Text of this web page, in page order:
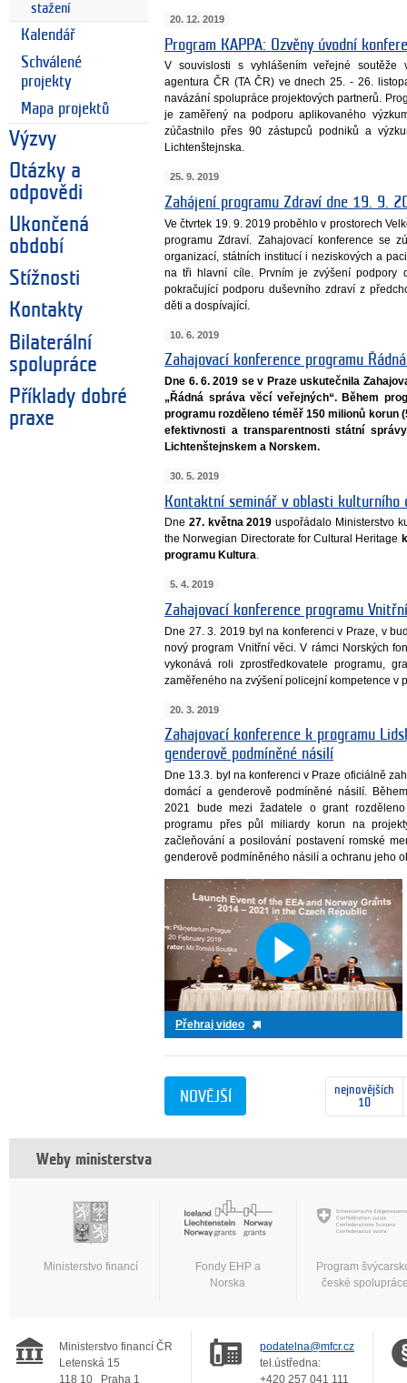
stažení
Kalendář
Schválené
projekty
Mapa projektů
Výzvy
Otázky a
odpovědi
Ukončená
období
Stížnosti
Kontakty
Bilaterální
spolupráce
Příklady dobré
praxe
20. 12. 2019
Program KAPPA: Ozvěny úvodní
V souvislosti s vyhlášením veřejné soutěže
agentura ČR (TA ČR) ve dnech 25. - 26.
navázání spolupráce projektových partnerů.
je zaměřený na podporu aplikovaného
zúčastnilo přes 90 zástupců podniků a
Lichtenštejnska.
25. 9. 2019
Zahájení programu Zdraví dne 19. 9.
Ve čtvrtek 19. 9. 2019 proběhlo v prostorech
programu Zdraví. Zahajovací konference se
organizací, státních institucí i neziskových a
na tři hlavní cíle. Prvním je zvýšení
pokračující podporu duševního zdraví z
děti a dospívající.
10. 6. 2019
Zahajovací konference programu
Dne 6. 6. 2019 se v Praze uskutečnila
„Řádná správa věcí veřejných“. Během
programu rozděleno téměř 150 milionů korun
efektivnosti a transparentnosti státní
Lichtenštejnskem a Norskem.
30. 5. 2019
Kontaktní seminář v oblasti kulturního
Dne 27. května 2019 uspořádalo Ministerstvo
the Norwegian Directorate for Cultural Heritage
programu Kultura.
5. 4. 2019
Zahajovací konference programu
Dne 27. 3. 2019 byl na konferenci v Praze, v
nový program Vnitřní věci. V rámci Norských
vykonává roli zprostředkovatele programu,
zaměřeného na zvýšení policejní kompetence v
20. 3. 2019
Zahajovací konference k programu
genderově podmíněné násilí
Dne 13.3. byl na konferenci v Praze oficiálně
domácí a genderově podmíněné násilí.
2021 bude mezi žadatele o grant
programu přes půl miliardy korun na
začleňování a posilování postavení romské
genderově podmíněného násilí a ochranu jeho
Přehraj video
nejnovějších
10
NOVĚJŠÍ
Weby ministerstva
Ministerstvo financí
Fondy EHP a
Norska
Program
české
Ministerstvo financí ČR
Letenská 15
118 10
Praha 1
podatelna@mfcr.cz
tel.ústředna:
+420 257 041 111